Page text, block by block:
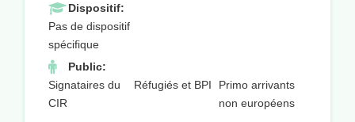
Dispositif:
Pas de dispositif
spécifique
Public:
Signataires du
CIR
Réfugiés et BPI
Primo arrivants
non européens